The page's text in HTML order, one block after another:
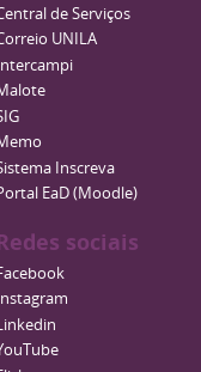
de Serviços
UNILA
Inscreva
EaD (Moodle)
sociais